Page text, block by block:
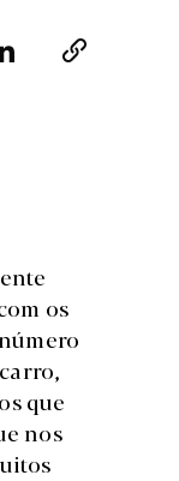
os
que
nos